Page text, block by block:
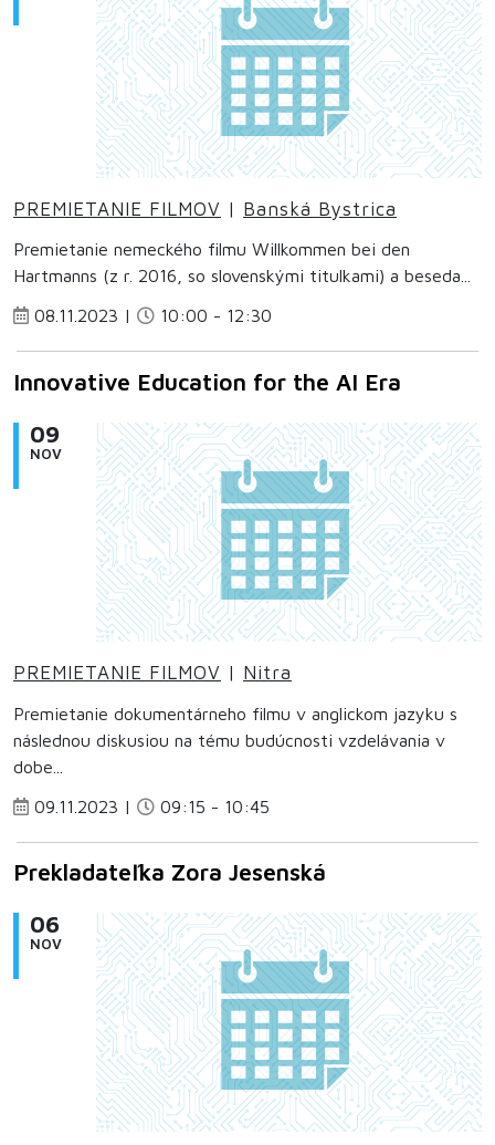
PREMIETANIE FILMOV | Banská Bystrica
Premietanie nemeckého filmu Willkommen bei den
Hartmanns (z r. 2016, so slovenskými titulkami) a beseda...
08.11.2023 |
10:00 - 12:30
Innovative Education for the AI Era
09
NOV
PREMIETANIE FILMOV | Nitra
Premietanie dokumentárneho filmu v anglickom jazyku s
následnou diskusiou na tému budúcnosti vzdelávania v
dobe...
09.11.2023 |
09:15 - 10:45
Prekladateľka Zora Jesenská
06
NOV